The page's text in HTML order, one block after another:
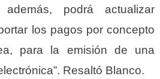
además, podrá actualizar
los pagos por concepto
para la emisión de una
Resaltó Blanco.